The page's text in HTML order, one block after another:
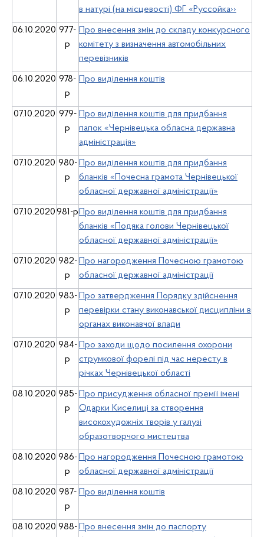
в натурі (на місцевості) ФГ «Руссойка››
06.10.2020 977-
р
Про внесення змін до складу конкурсного
комітету з визначення автомобільних
перевізників
06.10.2020 978-
р
Про виділення коштів
07.10.2020 979-
р
Про виділення коштів для придбання
папок «Чернівецька обласна державна
адміністрація»
07.10.2020 980-
р
Про виділення коштів для придбання
бланків «Почесна грамота Чернівецької
обласної державної адміністрації»
07.10.2020981-р
Про виділення коштів для придбання
бланків «Подяка голови Чернівецької
обласної державної адміністрації»
07.10.2020 982-
р
Про нагородження Почесною грамотою
обласної державної адміністрації
07.10.2020 983-
р
Про затвердження Порядку здійснення
перевірки стану виконавської дисципліни в
органах виконавчої влади
07.10.2020 984-
р
Про заходи щодо посилення охорони
струмкової форелі під час нересту в
річках Чернівецької області
08.10.2020 985-
р
Про присудження обласної премії імені
Одарки Киселиці за створення
високохудожніх творів у галузі
образотворчого мистецтва
08.10.2020 986-
р
Про нагородження Почесною грамотою
обласної державної адміністрації
08.10.2020 987-
р
Про виділення коштів
08.10.2020 988-
Про внесення змін до паспорту